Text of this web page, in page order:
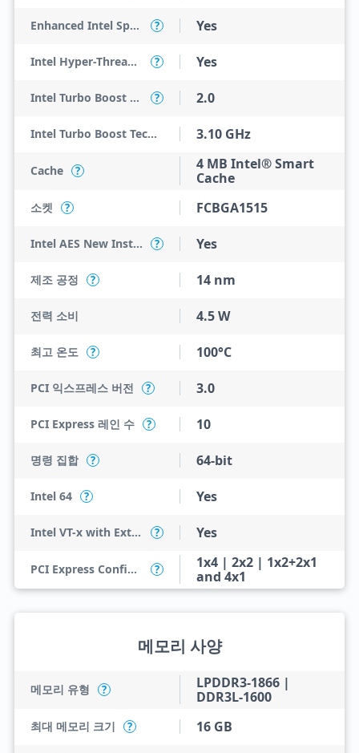
Enhanced Intel SpeedStep Technology ? Yes
Intel Hyper-Threading Technology ? Yes
Intel Turbo Boost Technology ? 2.0
Intel Turbo Boost Technology 2.0 Frequency 3.10 GHz
Cache ?
4 MB Intel® Smart
Cache
소켓 ? FCBGA1515
Intel AES New Instructions ? Yes
제조 공정 ? 14 nm
전력 소비 4.5 W
최고 온도 ? 100°C
PCI 익스프레스 버전 ? 3.0
PCI Express 레인 수 ? 10
명령 집합 ? 64-bit
Intel 64 ? Yes
Intel VT-x with Extended Page Tables (EPT) ? Yes
PCI Express Configurations ?
1x4 | 2x2 | 1x2+2x1
and 4x1
메모리 사양
메모리 유형 ?
LPDDR3-1866 |
DDR3L-1600
최대 메모리 크기 ? 16 GB